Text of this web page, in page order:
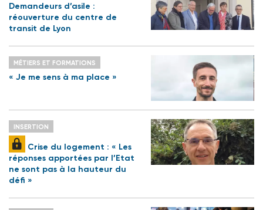
Demandeurs d’asile :
réouverture du centre de
transit de Lyon
MÉTIERS ET FORMATIONS
« Je me sens à ma place »
INSERTION
Crise du logement : « Les
réponses apportées par l’Etat
ne sont pas à la hauteur du
défi »